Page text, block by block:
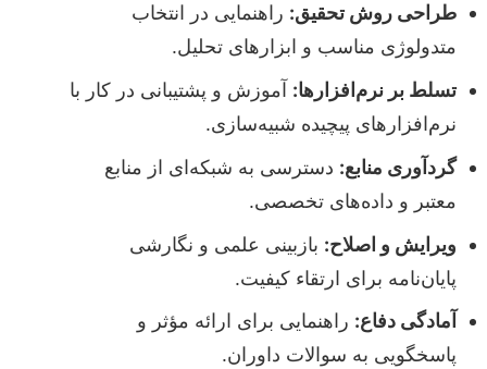
طراحی روش تحقیق: راهنمایی در انتخاب
متدولوژی مناسب و ابزارهای تحلیل.
تسلط بر نرم‌افزارها: آموزش و پشتیبانی در کار با
نرم‌افزارهای پیچیده شبیه‌سازی.
گردآوری منابع: دسترسی به شبکه‌ای از منابع
معتبر و داده‌های تخصصی.
ویرایش و اصلاح: بازبینی علمی و نگارشی
پایان‌نامه برای ارتقاء کیفیت.
آمادگی دفاع: راهنمایی برای ارائه مؤثر و
پاسخگویی به سوالات داوران.